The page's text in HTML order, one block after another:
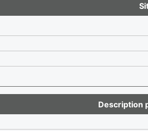
Description